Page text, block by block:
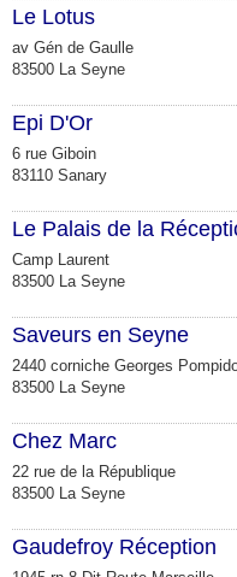
Le Lotus
av Gén de Gaulle
83500 La Seyne
Epi D'Or
6 rue Giboin
83110 Sanary
Le Palais de la
Camp Laurent
83500 La Seyne
Saveurs en Seyne
2440 corniche Georges
83500 La Seyne
Chez Marc
22 rue de la République
83500 La Seyne
Gaudefroy Réception